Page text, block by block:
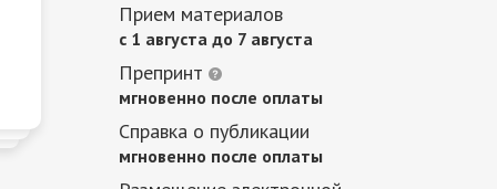
Прием материалов
c 1 августа до 7 августа
Препринт
мгновенно после оплаты
Справка о публикации
мгновенно после оплаты